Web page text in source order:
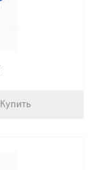
Купить